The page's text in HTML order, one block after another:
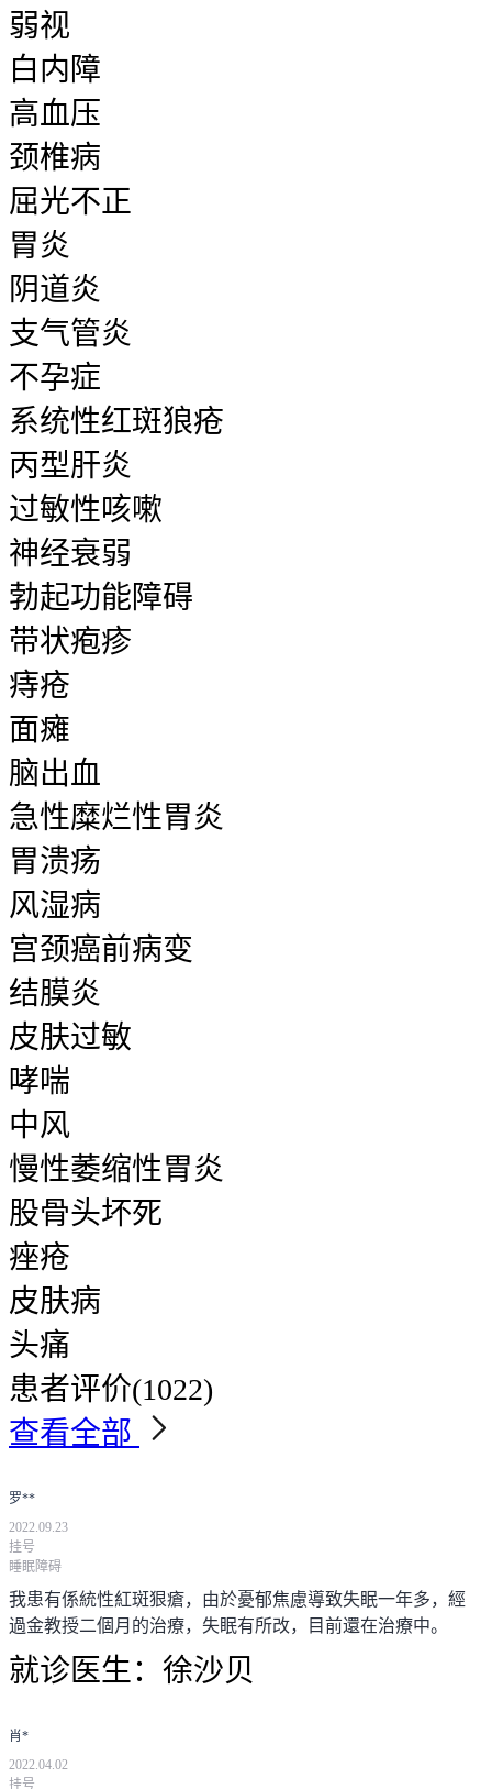
弱视
白内障
高血压
颈椎病
屈光不正
胃炎
阴道炎
支气管炎
不孕症
系统性红斑狼疮
丙型肝炎
过敏性咳嗽
神经衰弱
勃起功能障碍
带状疱疹
痔疮
面瘫
脑出血
急性糜烂性胃炎
胃溃疡
风湿病
宫颈癌前病变
结膜炎
皮肤过敏
哮喘
中风
慢性萎缩性胃炎
股骨头坏死
痤疮
皮肤病
头痛
患者评价(1022)
查看全部
罗**
2022.09.23
挂号
睡眠障碍
我患有係統性紅斑狠瘡，由於憂郁焦慮導致失眠一年多，經
過金教授二個月的治療，失眠有所改，目前還在治療中。
就诊医生： 徐沙贝
肖*
2022.04.02
挂号